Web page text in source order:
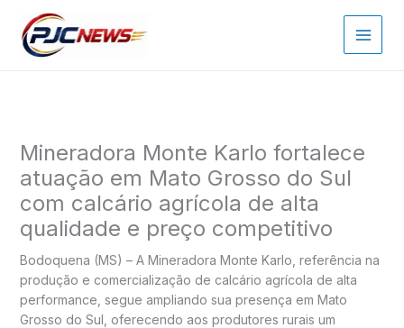
para
Mineradora Monte Karlo fortalece
atuação em Mato Grosso do Sul
com calcário agrícola de alta
qualidade e preço competitivo
Bodoquena (MS) – A Mineradora Monte Karlo, referência na
produção e comercialização de calcário agrícola de alta
performance, segue ampliando sua presença em Mato
Grosso do Sul, oferecendo aos produtores rurais um